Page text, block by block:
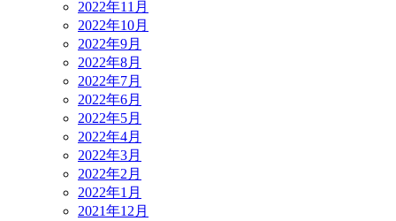
2022年11月
2022年10月
2022年9月
2022年8月
2022年7月
2022年6月
2022年5月
2022年4月
2022年3月
2022年2月
2022年1月
2021年12月